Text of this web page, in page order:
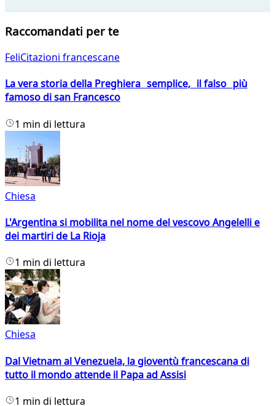
Raccomandati per te
FeliCitazioni francescane
La vera storia della Preghiera semplice, il falso più
famoso di san Francesco
1 min di lettura
Chiesa
L'Argentina si mobilita nel nome del vescovo Angelelli e
dei martiri de La Rioja
1 min di lettura
Chiesa
Dal Vietnam al Venezuela, la gioventù francescana di
tutto il mondo attende il Papa ad Assisi
1 min di lettura